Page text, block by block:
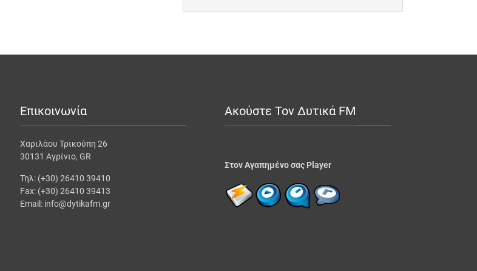
Επικοινωνία
Χαριλάου Τρικούπη 26
30131 Αγρίνιο, GR
Τηλ: (+30) 26410 39410
Fax: (+30) 26410 39413
Email: info@dytikafm.gr
Ακούστε Τον Δυτικά FM
Στον Αγαπημένο σας Player